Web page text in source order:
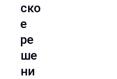
ско
е
ре
ше
ни